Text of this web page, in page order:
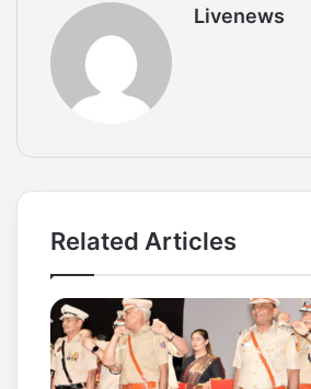
Livenews
Related Articles